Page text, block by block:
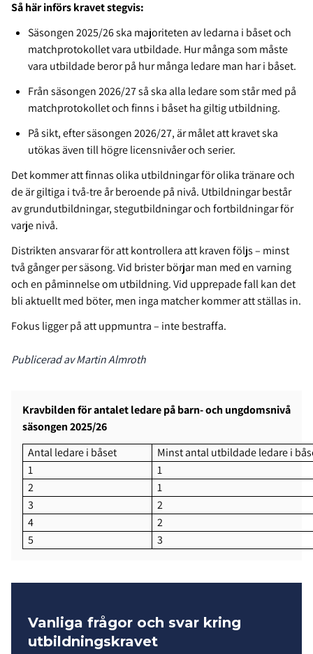
Så här införs kravet stegvis:
Säsongen 2025/26 ska majoriteten av ledarna i båset och
matchprotokollet vara utbildade. Hur många som måste
vara utbildade beror på hur många ledare man har i båset.
Från säsongen 2026/27 så ska alla ledare som står med på
matchprotokollet och finns i båset ha giltig utbildning.
På sikt, efter säsongen 2026/27, är målet att kravet ska
utökas även till högre licensnivåer och serier.
Det kommer att finnas olika utbildningar för olika tränare och
de är giltiga i två-tre år beroende på nivå. Utbildningar består
av grundutbildningar, stegutbildningar och fortbildningar för
varje nivå.
Distrikten ansvarar för att kontrollera att kraven följs – minst
två gånger per säsong. Vid brister börjar man med en varning
och en påminnelse om utbildning. Vid upprepade fall kan det
bli aktuellt med böter, men inga matcher kommer att ställas in.
Fokus ligger på att uppmuntra – inte bestraffa.
Publicerad av Martin Almroth
Kravbilden för antalet ledare på barn- och ungdomsnivå
säsongen 2025/26
Antal ledare i båset
Minst antal utbildade ledare i
1
1
2
1
3
2
4
2
5
3
Vanliga frågor och svar kring
utbildningskravet